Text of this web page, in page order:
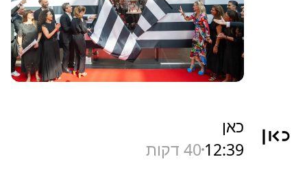
כאן
12:39 40 דקות